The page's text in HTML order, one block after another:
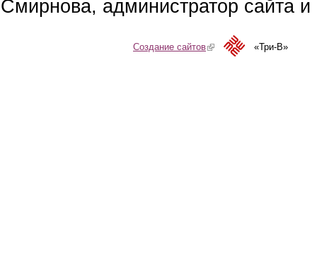
Смирнова, администратор сайта
Создание сайтов(link is external)«Три-В»